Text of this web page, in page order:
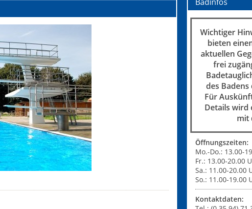
Wichtiger
bieten
aktuellen
frei
des
Für
Details wird
mit
Öffnungszeiten:
Mo.-Do.: 13.00-
Fr.: 13.00-20.00
Sa.: 11.00-20.00
So.: 11.00-19.00
Kontaktdaten: